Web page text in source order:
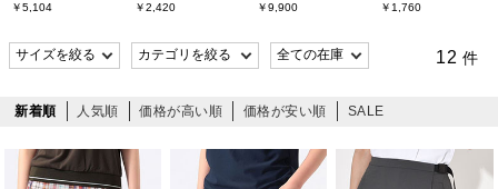
￥5,104 ￥2,420 ￥9,900 ￥1,760
12 件
新着順 人気順 価格が高い順 価格が安い順 SALE